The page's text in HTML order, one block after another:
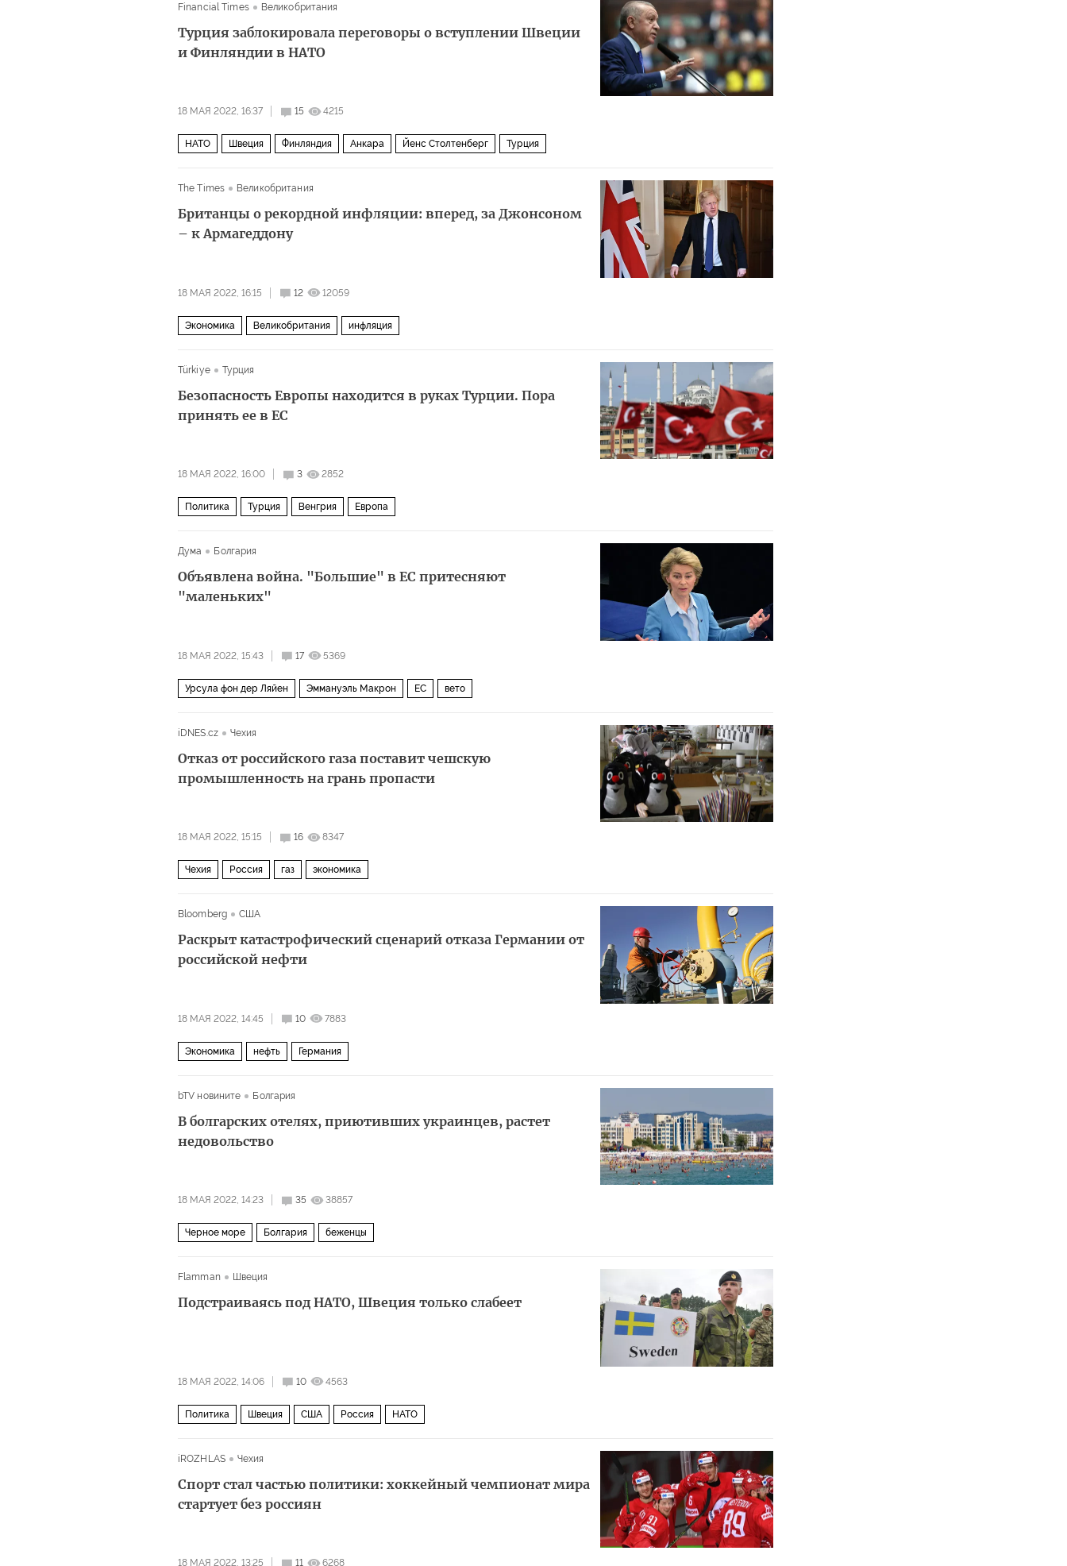
Financial Times Великобритания
Турция заблокировала переговоры о вступлении Швеции
и Финляндии в НАТО
18 МАЯ 2022, 16:37 15 4215
НАТО Швеция Финляндия Анкара Йенс Столтенберг Турция
The Times Великобритания
Британцы о рекордной инфляции: вперед, за Джонсоном
– к Армагеддону
18 МАЯ 2022, 16:15 12 12059
Экономика Великобритания инфляция
Türkiye Турция
Безопасность Европы находится в руках Турции. Пора
принять ее в ЕС
18 МАЯ 2022, 16:00 3 2852
Политика Турция Венгрия Европа
Дума Болгария
Объявлена война. "Большие" в ЕС притесняют
"маленьких"
18 МАЯ 2022, 15:43 17 5369
Урсула фон дер Ляйен Эммануэль Макрон ЕС вето
iDNES.cz Чехия
Отказ от российского газа поставит чешскую
промышленность на грань пропасти
18 МАЯ 2022, 15:15 16 8347
Чехия Россия газ экономика
Bloomberg США
Раскрыт катастрофический сценарий отказа Германии от
российской нефти
18 МАЯ 2022, 14:45 10 7883
Экономика нефть Германия
bTV новините Болгария
В болгарских отелях, приютивших украинцев, растет
недовольство
18 МАЯ 2022, 14:23 35 38857
Черное море Болгария беженцы
Flamman Швеция
Подстраиваясь под НАТО, Швеция только слабеет
18 МАЯ 2022, 14:06 10 4563
Политика Швеция США Россия НАТО
iROZHLAS Чехия
Спорт стал частью политики: хоккейный чемпионат мира
стартует без россиян
18 МАЯ 2022, 13:25 11 6268